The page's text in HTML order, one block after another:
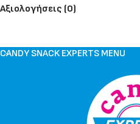
Αξιολογήσεις (0)
CANDY SNACK EXPERTS MENU